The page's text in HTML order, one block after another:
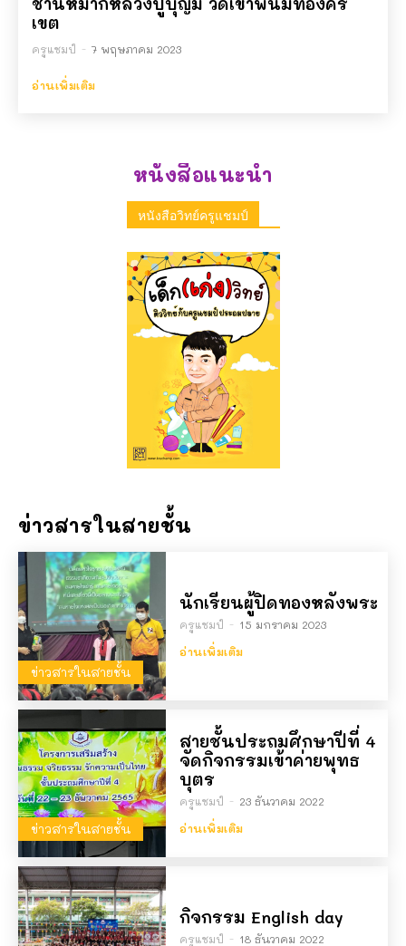
เขต
ครูแชมป์ - 7 พฤษภาคม 2023
อ่านเพิ่มเติม
หนังสือแนะนำ
หนังสือวิทย์ครูแชมป์
ข่าวสารในสายชั้น
ข่าวสารในสายชั้น
นักเรียนผู้ปิดทองหลังพระ
ครูแชมป์ - 15 มกราคม 2023
อ่านเพิ่มเติม
ข่าวสารในสายชั้น
สายชั้นประถมศึกษาปีที่ 4
จัดกิจกรรมเข้าค่ายพุทธ
บุตร
ครูแชมป์ - 23 ธันวาคม 2022
อ่านเพิ่มเติม
กิจกรรม English day
ครูแชมป์ - 18 ธันวาคม 2022